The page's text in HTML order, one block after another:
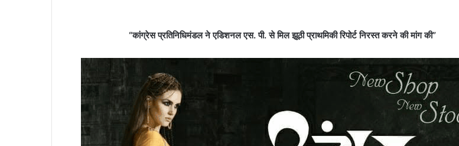
“कांग्रेस प्रतिनिधिमंडल ने एडिशनल एस. पी. से मिल झूठी प्राथमिकी रिपोर्ट निरस्त करने की मांग की”